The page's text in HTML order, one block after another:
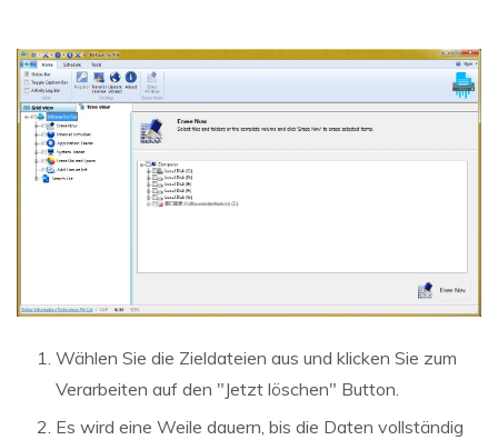
Wählen Sie die Zieldateien aus und klicken Sie zum
Verarbeiten auf den "Jetzt löschen" Button.
Es wird eine Weile dauern, bis die Daten vollständig